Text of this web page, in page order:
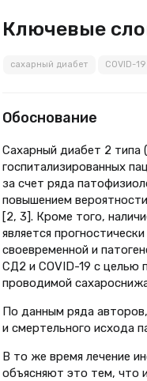
Ключевые
сахарный диабет COVID-19
Обоснование
Сахарный диабет 2 типа
госпитализированных
за счет ряда
повышением
[2, 3]. Кроме того,
является
своевременной и
СД2 и COVID-19 с целью
проводимой
По данным ряда
и смертельного исхода
В то же время лечение
объясняют это тем, что